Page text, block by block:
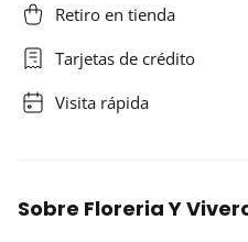
Retiro en tienda
Tarjetas de crédito
Visita rápida
Sobre Floreria Y